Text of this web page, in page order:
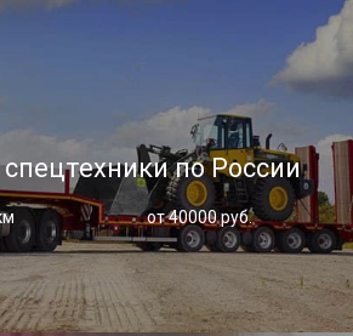
по России
от 40000 руб.